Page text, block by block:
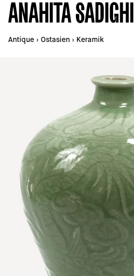
ANAHITA SADIGHI
Antique › Ostasien › Keramik